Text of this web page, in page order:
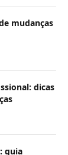
mudanças
dicas
guia